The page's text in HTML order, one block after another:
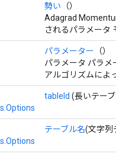
勢い （）
Adagrad
されるパラメータ
パラメーター （）
パラメータ パラメ
アルゴリズムによ
tableId (長いテーブ
テーブル名(文字列